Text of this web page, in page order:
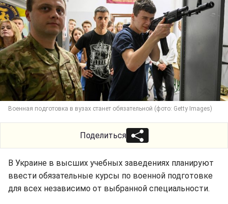
Военная подготовка в вузах станет обязательной (фото: Getty Images)
Поделиться
В Украине в высших учебных заведениях планируют
ввести обязательные курсы по военной подготовке
для всех независимо от выбранной специальности.